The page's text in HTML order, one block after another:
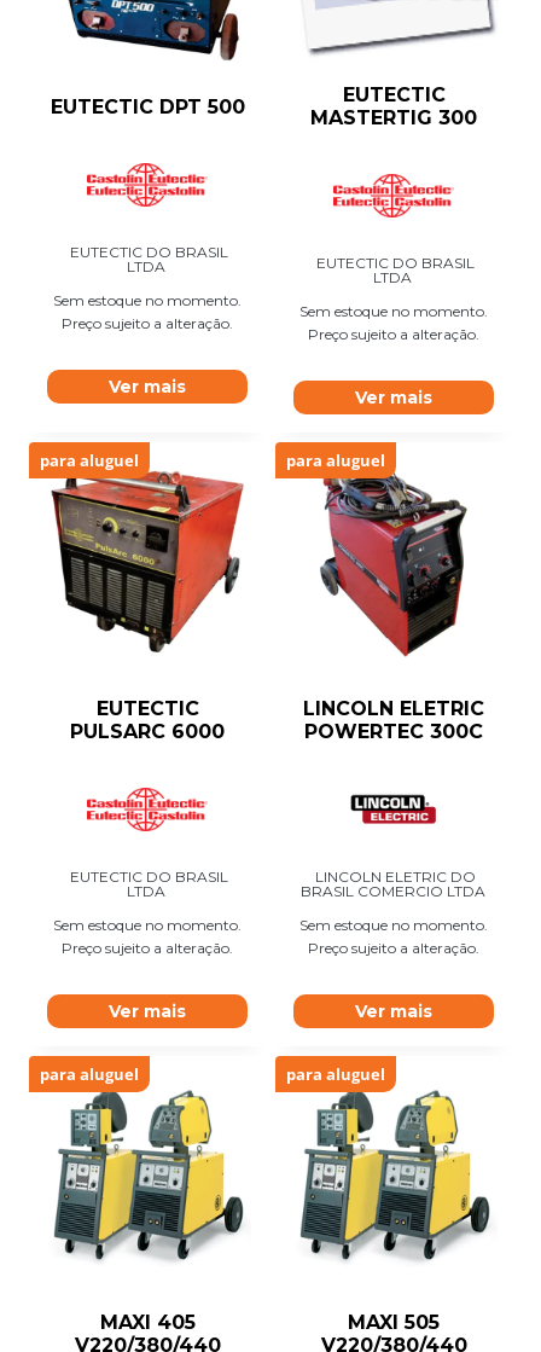
EUTECTIC DPT 500
EUTECTIC DO BRASIL
LTDA
Sem estoque no momento.
Preço sujeito a alteração.
Ver mais
EUTECTIC
MASTERTIG 300
EUTECTIC DO BRASIL
LTDA
Sem estoque no momento.
Preço sujeito a alteração.
Ver mais
para aluguel
EUTECTIC
PULSARC 6000
EUTECTIC DO BRASIL
LTDA
Sem estoque no momento.
Preço sujeito a alteração.
Ver mais
para aluguel
LINCOLN ELETRIC
POWERTEC 300C
LINCOLN ELETRIC DO
BRASIL COMERCIO LTDA
Sem estoque no momento.
Preço sujeito a alteração.
Ver mais
para aluguel
MAXI 405
V220/380/440
para aluguel
MAXI 505
V220/380/440